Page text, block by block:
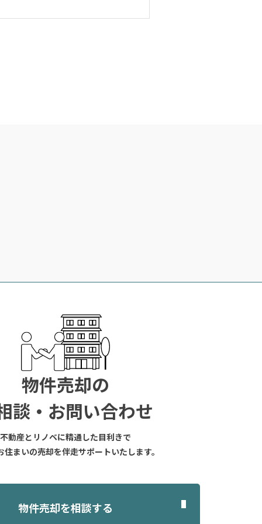
物件売却の
談・お問い合わせ
不動産とリノベに精通した目利きで
住まいの売却を伴走サポートいたします。
物件売却を相談する